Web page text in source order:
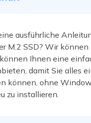
ausführliche
M.2 SSD? Wir
Ihnen eine
damit Sie alles
können, ohne
zu installieren.